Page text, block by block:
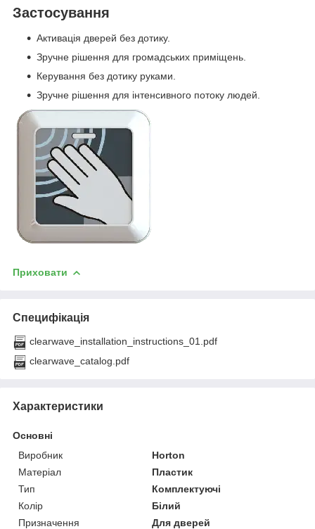
Застосування
Активація дверей без дотику.
Зручне рішення для громадських приміщень.
Керування без дотику руками.
Зручне рішення для інтенсивного потоку людей.
Приховати
Специфікація
clearwave_installation_instructions_01.pdf
clearwave_catalog.pdf
Характеристики
Основні
Виробник
Horton
Матеріал
Пластик
Тип
Комплектуючі
Колір
Білий
Призначення
Для дверей